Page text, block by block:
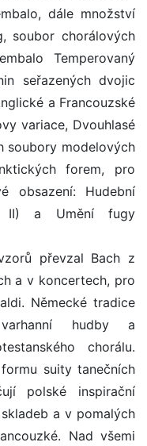
dále množství
soubor chorálových
Temperovaný
seřazených dvojic
a Francouzské
variace, Dvouhlasé
soubory modelových
forem, pro
obsazení: Hudební
II) a Umění fugy
převzal Bach z
a v koncertech, pro
Německé tradice
hudby a
chorálu.
suity tanečních
polské inspirační
a v pomalých
Nad všemi